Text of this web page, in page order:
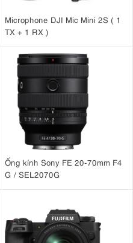
Microphone DJI Mic Mini 2S ( 1
TX + 1 RX )
Ống kính Sony FE 20-70mm F4
G / SEL2070G